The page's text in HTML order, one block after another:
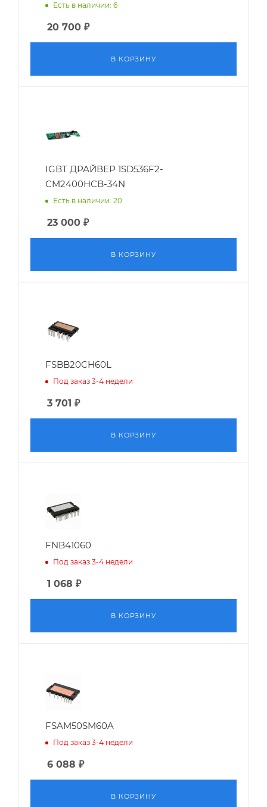
Есть в наличии: 6
20 700 ₽
В КОРЗИНУ
IGBT ДРАЙВЕР 1SD536F2-
CM2400HCB-34N
Есть в наличии: 20
23 000 ₽
В КОРЗИНУ
FSBB20CH60L
Под заказ 3-4 недели
3 701 ₽
В КОРЗИНУ
FNB41060
Под заказ 3-4 недели
1 068 ₽
В КОРЗИНУ
FSAM50SM60A
Под заказ 3-4 недели
6 088 ₽
В КОРЗИНУ